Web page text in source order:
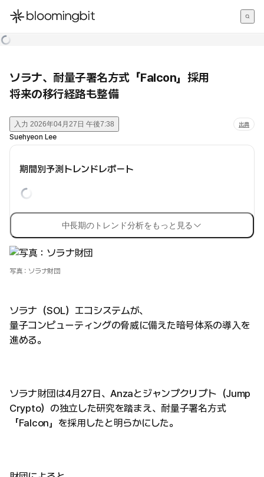
한국어
ソラナ、耐量子署名方式「Falcon」採用
将来の移行経路も整備
入力 2026年04月27日 午後7:38 出典
Suehyeon Lee
期間別予測トレンドレポート
中長期のトレンド分析をもっと見る
写真：ソラナ財団
ソラナ（SOL）エコシステムが、
量子コンピューティングの脅威に備えた暗号体系の導入を
進める。
ソラナ財団は4月27日、Anzaとジャンプクリプト（Jump
Crypto）の独立した研究を踏まえ、耐量子署名方式
「Falcon」を採用したと明らかにした。